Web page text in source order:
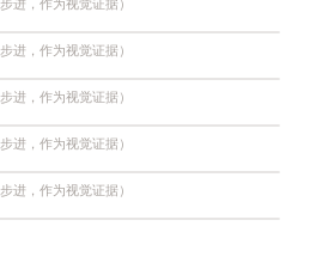
进，作为视觉证据）
进，作为视觉证据）
进，作为视觉证据）
进，作为视觉证据）
进，作为视觉证据）